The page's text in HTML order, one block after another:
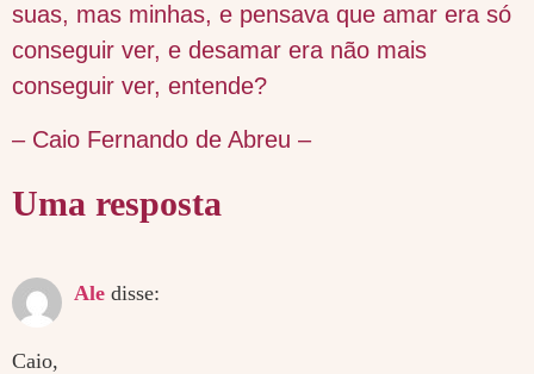
suas, mas minhas, e pensava que amar era só
conseguir ver, e desamar era não mais
conseguir ver, entende?
– Caio Fernando de Abreu –
Uma resposta
Ale disse:
Caio,